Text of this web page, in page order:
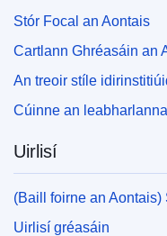
Stór Focal an Aontais
Cartlann Ghréasáin an
An treoir stíle
Cúinne an
Uirlisí
(Baill foirne an
Uirlisí gréasáin